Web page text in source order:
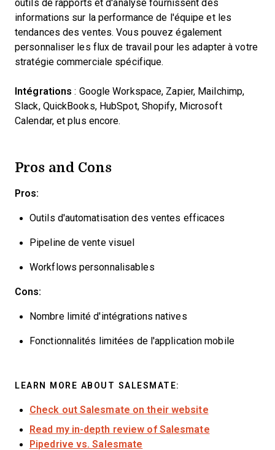
outils de rapports et d'analyse fournissent des
informations sur la performance de l'équipe et les
tendances des ventes. Vous pouvez également
personnaliser les flux de travail pour les adapter à votre
stratégie commerciale spécifique.
Intégrations : Google Workspace, Zapier, Mailchimp,
Slack, QuickBooks, HubSpot, Shopify, Microsoft
Calendar, et plus encore.
Pros and Cons
Pros:
Outils d'automatisation des ventes efficaces
Pipeline de vente visuel
Workflows personnalisables
Cons:
Nombre limité d'intégrations natives
Fonctionnalités limitées de l'application mobile
LEARN MORE ABOUT SALESMATE:
Check out Salesmate on their website
Read my in-depth review of Salesmate
Pipedrive vs. Salesmate